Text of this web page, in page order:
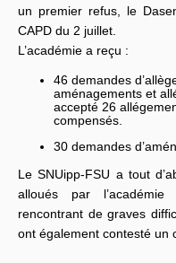
un premier refus, le
CAPD du 2 juillet.
L’académie a reçu :
46 demandes
aménagements et
accepté 26
compensés.
30 demandes
Le SNUipp-FSU a tout
alloués par
rencontrant de graves
ont également contesté un